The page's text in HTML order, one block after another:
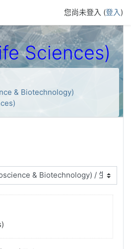
您尚未登入 (登入)
Sciences)
& Biotechnology)